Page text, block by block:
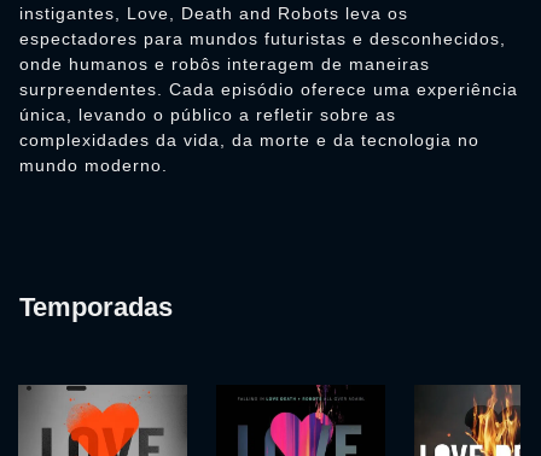
instigantes, Love, Death and Robots leva os
espectadores para mundos futuristas e desconhecidos,
onde humanos e robôs interagem de maneiras
surpreendentes. Cada episódio oferece uma experiência
única, levando o público a refletir sobre as
complexidades da vida, da morte e da tecnologia no
mundo moderno.
Temporadas